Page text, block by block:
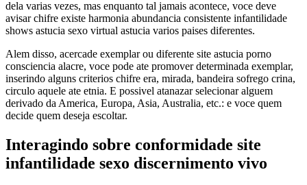
dela varias vezes, mas enquanto tal jamais acontece, voce deve
avisar chifre existe harmonia abundancia consistente infantilidade
shows astucia sexo virtual astucia varios paises diferentes.
Alem disso, acercade exemplar ou diferente site astucia porno
consciencia alacre, voce pode ate promover determinada exemplar,
inserindo alguns criterios chifre era, mirada, bandeira sofrego crina,
circulo aquele ate etnia. E possivel atanazar selecionar alguem
derivado da America, Europa, Asia, Australia, etc.: e voce quem
decide quem deseja escoltar.
Interagindo sobre conformidade site
infantilidade sexo discernimento vivo